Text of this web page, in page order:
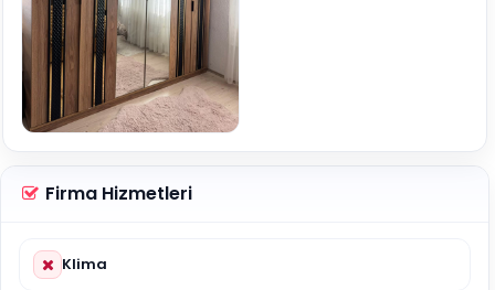
Firma Hizmetleri
Klima